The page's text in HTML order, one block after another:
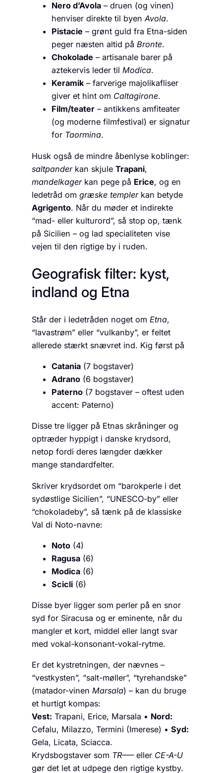
Nero d’Avola – druen (og vinen)
henviser direkte til byenAvola.
Pistacie – grønt guld fra Etna-siden
peger næsten altid på Bronte.
Chokolade – artisanale barer på
aztekervis leder til Modica.
Keramik – farverige majolikafliser
giver et hint om Caltagirone.
Film/teater – antikkens amfiteater
(og moderne filmfestival) er signatur
for Taormina.
Husk også de mindre åbenlyse koblinger:
saltpanderkan skjule Trapani,
mandelkagerkan pege på Erice, og en
ledetråd om græske templerkan betyde
Agrigento. Når du møder et indirekte
“mad- eller kulturord”, så stop op, tænk
på Sicilien – og lad specialiteten vise
vejen til den rigtige by i ruden.
Geografisk filter: kyst,
indland og Etna
Står der i ledetråden noget om Etna,
“lavastrøm” eller “vulkanby”, er feltet
allerede stærkt snævret ind. Kig først på
Catania (7 bogstaver)
Adrano (6 bogstaver)
Paterno (7 bogstaver – oftest uden
accent: Paterno)
Disse tre ligger på Etnas skråninger og
optræder hyppigt i danske krydsord,
netop fordi deres længder dækker
mange standardfelter.
Skriver krydsordet om “barokperle i det
sydøstlige Sicilien”, “UNESCO-by” eller
“chokoladeby”, så tænk på de klassiske
Val di Noto-navne:
Noto (4)
Ragusa (6)
Modica (6)
Scicli (6)
Disse byer ligger som perler på en snor
syd for Siracusa og er eminente, når du
mangler et kort, middel eller langt svar
med vokal-konsonant-vokal-rytme.
Er det kystretningen, der nævnes –
“vestkysten”, “salt-møller”, “tyrehandske”
(matador-vinen Marsala) – kan du bruge
et hurtigt kompas:
Vest: Trapani, Erice, Marsala • Nord:
Cefalu, Milazzo, Termini (Imerese) • Syd:
Gela, Licata, Sciacca.
Krydsbogstaver som TR—–eller CE-A-U
gør det let at udpege den rigtige kystby.